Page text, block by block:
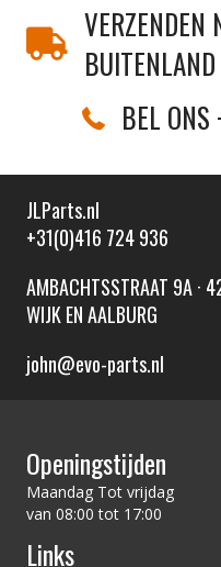
VERZENDEN
BUITENLAND
BEL
JLParts.nl
+31(0)416 724 936
AMBACHTSSTRAAT 9A ·
WIJK EN AALBURG
john@evo-parts.nl
Openingstijden
Maandag Tot vrijdag
van 08:00 tot 17:00
Links